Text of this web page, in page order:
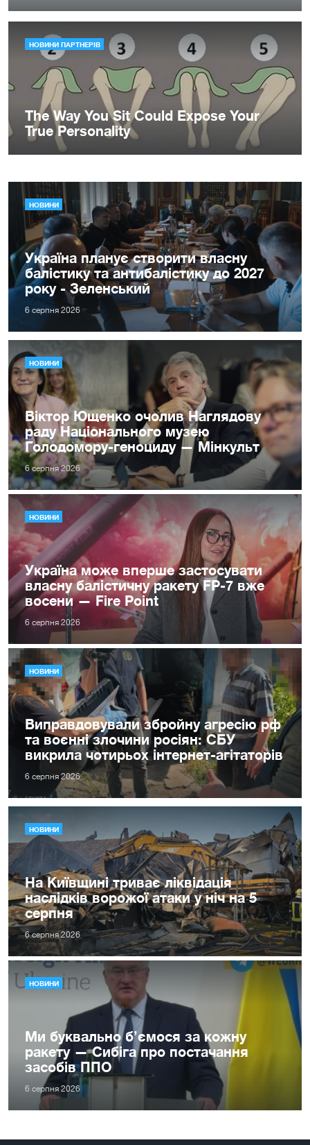
НОВИНИ
Україна планує створити власну
балістику та антибалістику до 2027
року - Зеленський
6 серпня 2026
НОВИНИ
Віктор Ющенко очолив Наглядову
раду Національного музею
Голодомору-геноциду — Мінкульт
6 серпня 2026
НОВИНИ
Україна може вперше застосувати
власну балістичну ракету FP-7 вже
восени — Fire Point
6 серпня 2026
НОВИНИ
Виправдовували збройну агресію рф
та воєнні злочини росіян: СБУ
викрила чотирьох інтернет-агітаторів
6 серпня 2026
НОВИНИ
На Київщині триває ліквідація
наслідків ворожої атаки у ніч на 5
серпня
6 серпня 2026
НОВИНИ
Ми буквально б’ємося за кожну
ракету — Сибіга про постачання
засобів ППО
6 серпня 2026